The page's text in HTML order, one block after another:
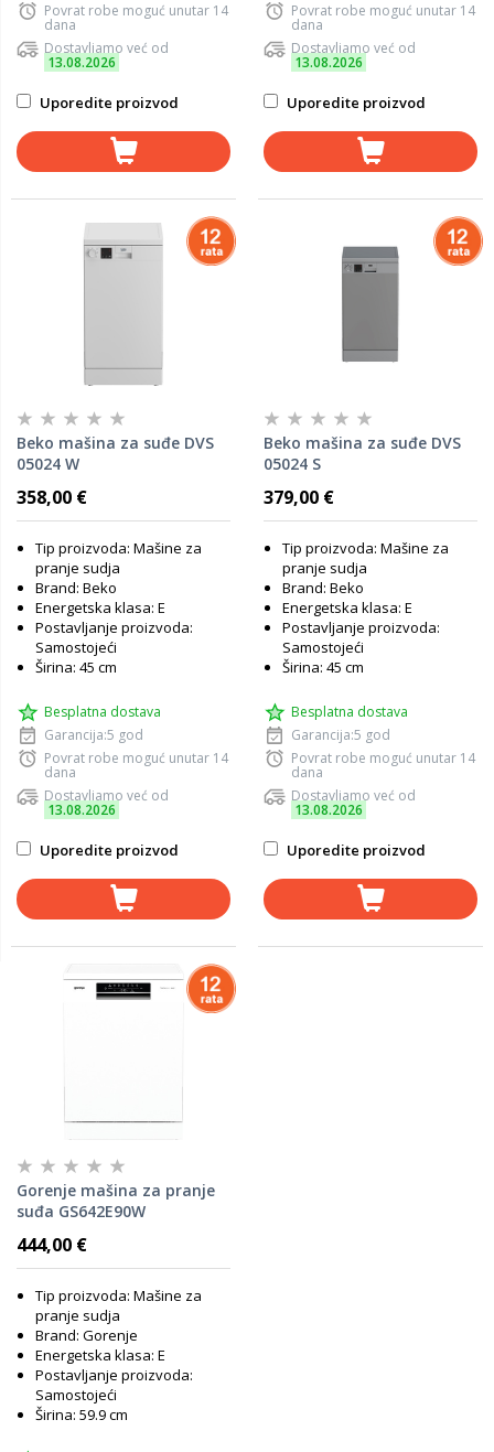
Povrat robe moguć unutar 14
dana
Dostavljamo već od
13.08.2026
Uporedite proizvod
Povrat robe moguć unutar 14
dana
Dostavljamo već od
13.08.2026
Uporedite proizvod
Beko mašina za suđe DVS
05024 W
358,00 €
Tip proizvoda: Mašine za
pranje sudja
Brand: Beko
Energetska klasa: E
Postavljanje proizvoda:
Samostojeći
Širina: 45 cm
Besplatna dostava
Garancija:5 god
Povrat robe moguć unutar 14
dana
Dostavljamo već od
13.08.2026
Uporedite proizvod
Beko mašina za suđe DVS
05024 S
379,00 €
Tip proizvoda: Mašine za
pranje sudja
Brand: Beko
Energetska klasa: E
Postavljanje proizvoda:
Samostojeći
Širina: 45 cm
Besplatna dostava
Garancija:5 god
Povrat robe moguć unutar 14
dana
Dostavljamo već od
13.08.2026
Uporedite proizvod
Gorenje mašina za pranje
suđa GS642E90W
444,00 €
Tip proizvoda: Mašine za
pranje sudja
Brand: Gorenje
Energetska klasa: E
Postavljanje proizvoda:
Samostojeći
Širina: 59.9 cm